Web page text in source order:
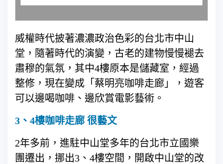
威權時代披著濃濃政治色彩的台北市中山
堂，隨著時代的演變，古老的建物慢慢褪去
肅穆的氣氛，其中4樓原本是儲藏室，經過
整修，現在變成「蔡明亮咖啡走廊」，遊客
可以邊喝咖啡、邊欣賞電影藝術。
3、4樓咖啡走廊 很藝文
2年多前，進駐中山堂多年的台北市立國樂
團遷出，挪出3、4樓空間，開啟中山堂的改